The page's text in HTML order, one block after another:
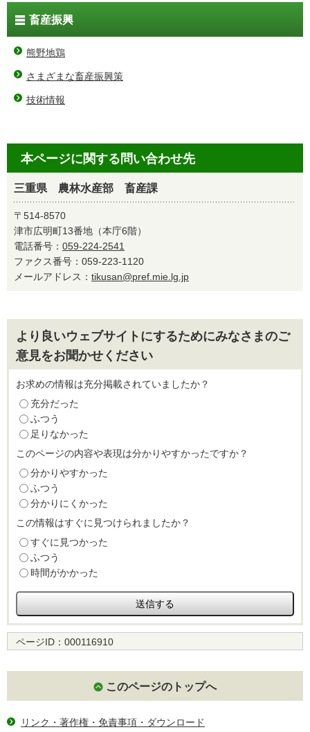
畜産振興
熊野地鶏
さまざまな畜産振興策
技術情報
本ページに関する問い合わせ先
三重県 農林水産部 畜産課
〒514-8570
津市広明町13番地（本庁6階）
電話番号： 059-224-2541
ファクス番号：059-223-1120
メールアドレス： tikusan@pref.mie.lg.jp
より良いウェブサイトにするためにみなさまのご
意見をお聞かせください
お求めの情報は充分掲載されていましたか？
充分だった
ふつう
足りなかった
このページの内容や表現は分かりやすかったですか？
分かりやすかった
ふつう
分かりにくかった
この情報はすぐに見つけられましたか？
すぐに見つかった
ふつう
時間がかかった
ページID： 000116910
このページのトップへ
リンク・著作権・免責事項・ダウンロード